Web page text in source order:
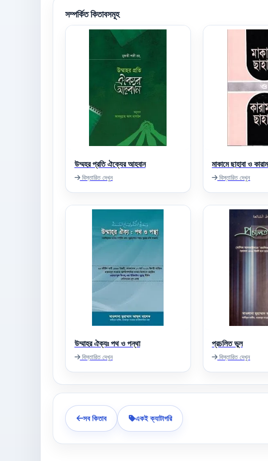
সম্পর্কিত কিতাবসমূহ
উম্মহর প্রতি ঐক্যের আহবান
বিস্তারিত দেখুন
মাকামে ছাহাবা ও
বিস্তারিত দেখুন
উম্মাহর ঐক্যঃ পথ ও পন্থা
বিস্তারিত দেখুন
প্রচলিত ভুল
বিস্তারিত দেখুন
সব কিতাব একই ক্যাটাগরি